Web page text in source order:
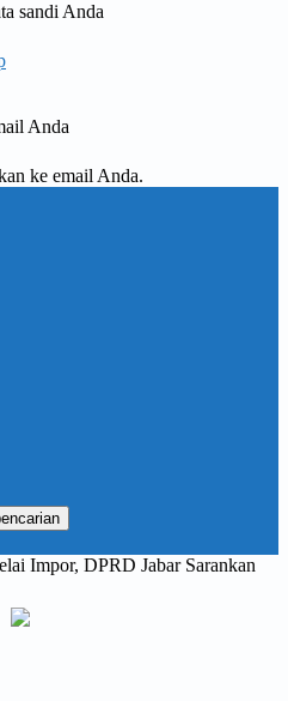
sandi Anda
Anda
ke email Anda.
Impor, DPRD Jabar Sarankan